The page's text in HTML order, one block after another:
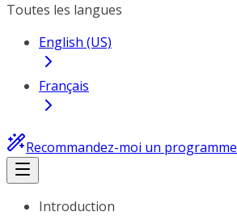
Toutes les langues
English (US)
Français
Recommandez-moi un programme
Introduction